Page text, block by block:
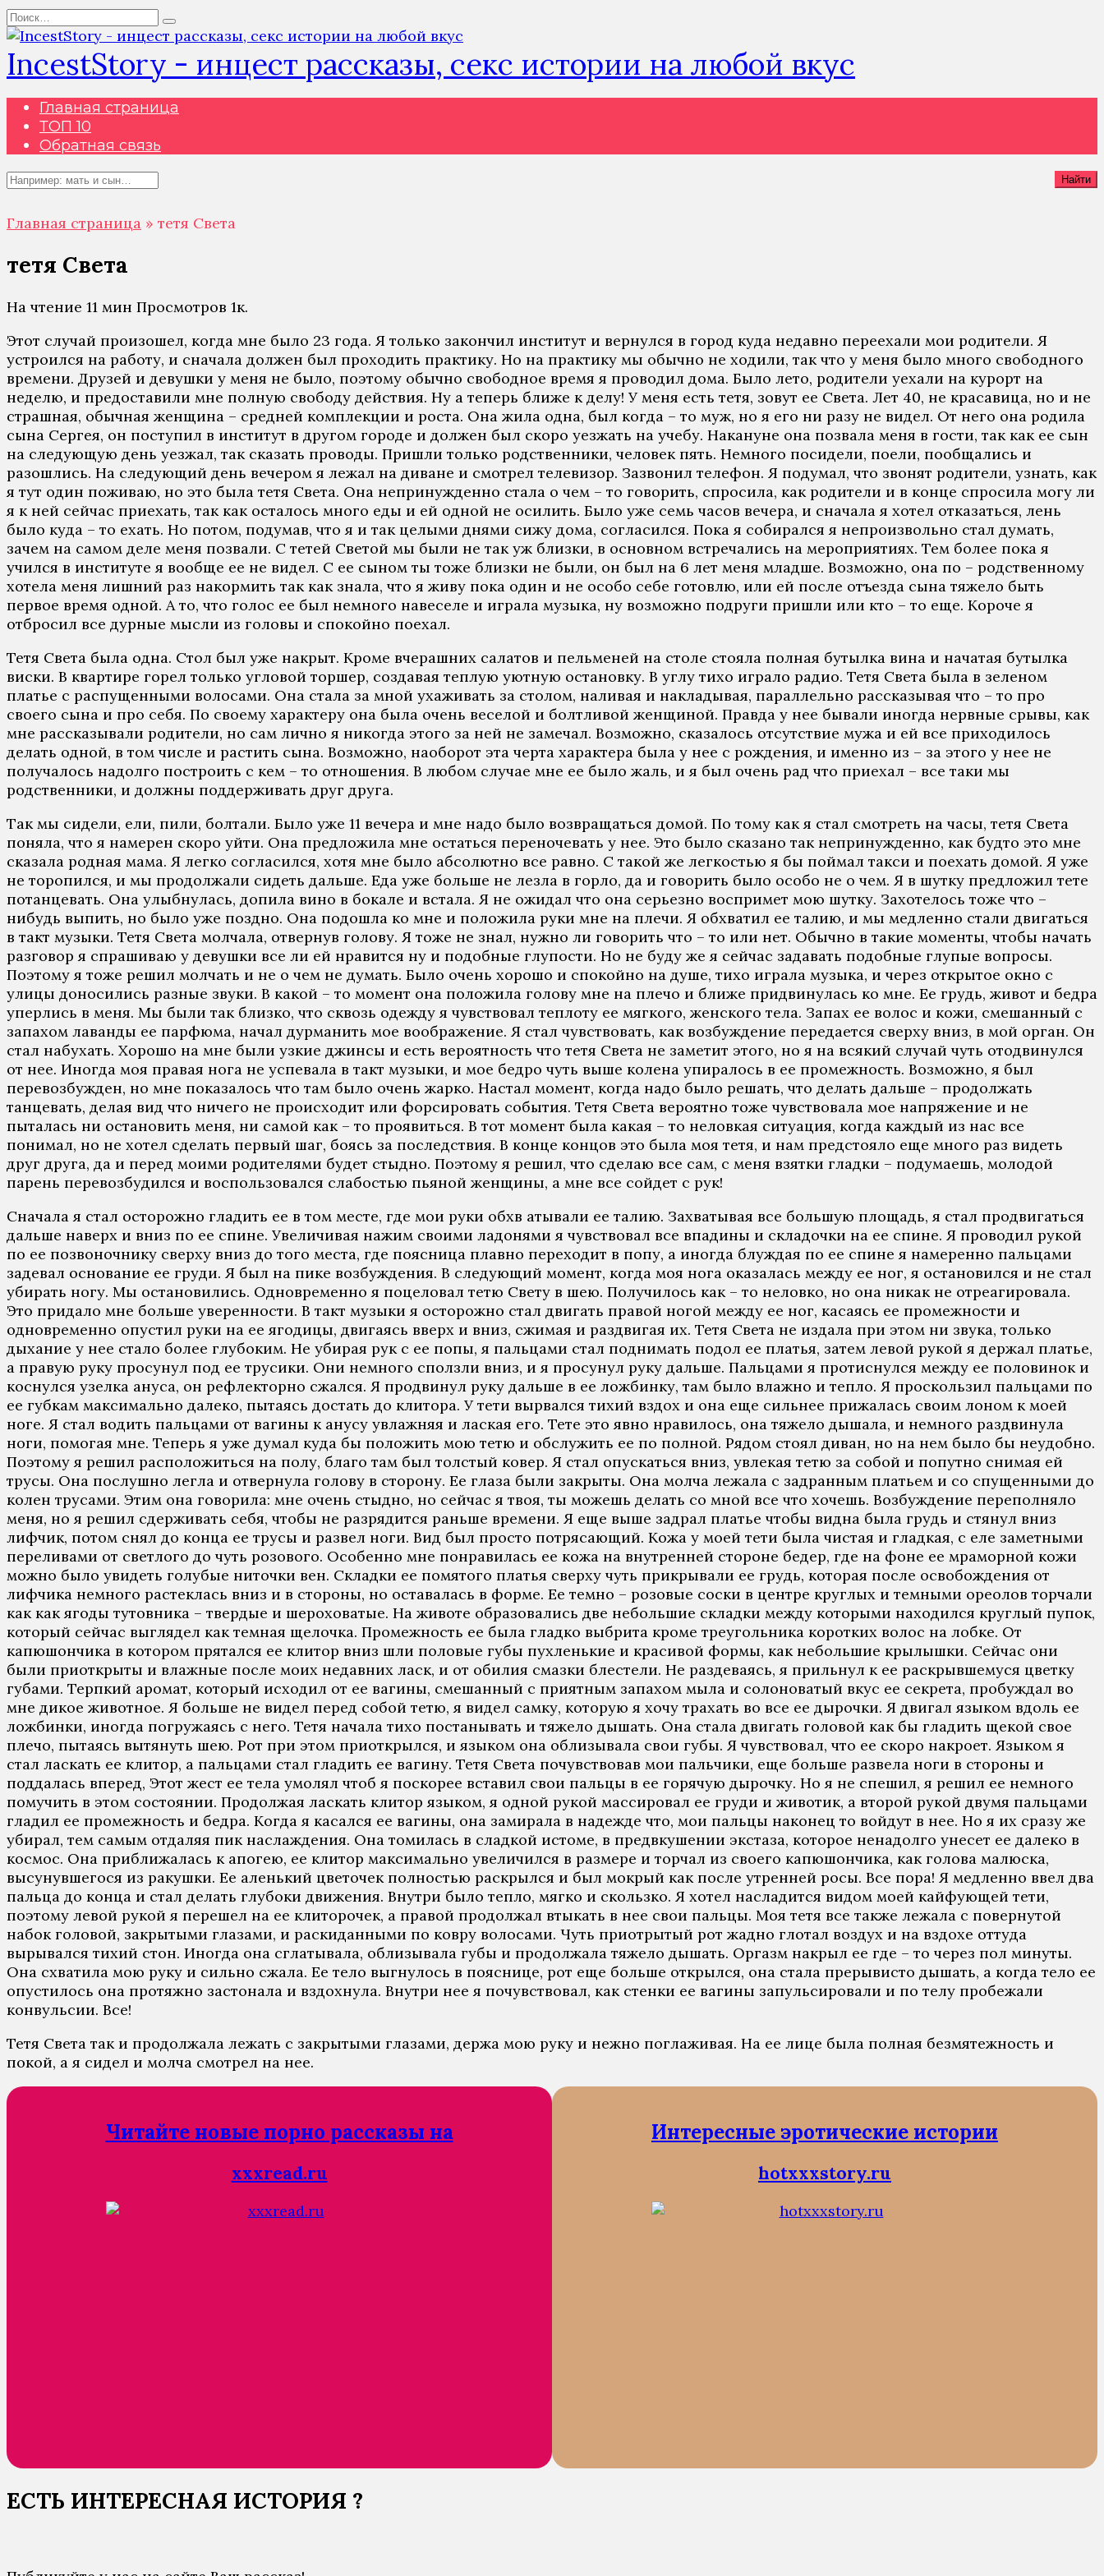
Перейти
к
содержанию
Search
for:
IncestStory - инцест рассказы, секс истории на любой вкус
Главная страница
ТОП 10
Обратная связь
Search
Найти
Главная страница » тетя Света
тетя Света
На чтение 11 мин Просмотров 1к.
Этот случай произошел, когда мне было 23 года. Я только закончил институт и вернулся в город куда недавно переехали мои родители. Я
устроился на работу, и сначала должен был проходить практику. Но на практику мы обычно не ходили, так что у меня было много свободного
времени. Друзей и девушки у меня не было, поэтому обычно свободное время я проводил дома. Было лето, родители уехали на курорт на
неделю, и предоставили мне полную свободу действия. Ну а теперь ближе к делу! У меня есть тетя, зовут ее Света. Лет 40, не красавица, но и не
страшная, обычная женщина – средней комплекции и роста. Она жила одна, был когда – то муж, но я его ни разу не видел. От него она родила
сына Сергея, он поступил в институт в другом городе и должен был скоро уезжать на учебу. Накануне она позвала меня в гости, так как ее сын
на следующую день уезжал, так сказать проводы. Пришли только родственники, человек пять. Немного посидели, поели, пообщались и
разошлись. На следующий день вечером я лежал на диване и смотрел телевизор. Зазвонил телефон. Я подумал, что звонят родители, узнать, как
я тут один поживаю, но это была тетя Света. Она непринужденно стала о чем – то говорить, спросила, как родители и в конце спросила могу ли
я к ней сейчас приехать, так как осталось много еды и ей одной не осилить. Было уже семь часов вечера, и сначала я хотел отказаться, лень
было куда – то ехать. Но потом, подумав, что я и так целыми днями сижу дома, согласился. Пока я собирался я непроизвольно стал думать,
зачем на самом деле меня позвали. С тетей Светой мы были не так уж близки, в основном встречались на мероприятиях. Тем более пока я
учился в институте я вообще ее не видел. С ее сыном ты тоже близки не были, он был на 6 лет меня младше. Возможно, она по – родственному
хотела меня лишний раз накормить так как знала, что я живу пока один и не особо себе готовлю, или ей после отъезда сына тяжело быть
первое время одной. А то, что голос ее был немного навеселе и играла музыка, ну возможно подруги пришли или кто – то еще. Короче я
отбросил все дурные мысли из головы и спокойно поехал.
Тетя Света была одна. Стол был уже накрыт. Кроме вчерашних салатов и пельменей на столе стояла полная бутылка вина и начатая бутылка
виски. В квартире горел только угловой торшер, создавая теплую уютную остановку. В углу тихо играло радио. Тетя Света была в зеленом
платье с распущенными волосами. Она стала за мной ухаживать за столом, наливая и накладывая, параллельно рассказывая что – то про
своего сына и про себя. По своему характеру она была очень веселой и болтливой женщиной. Правда у нее бывали иногда нервные срывы, как
мне рассказывали родители, но сам лично я никогда этого за ней не замечал. Возможно, сказалось отсутствие мужа и ей все приходилось
делать одной, в том числе и растить сына. Возможно, наоборот эта черта характера была у нее с рождения, и именно из – за этого у нее не
получалось надолго построить с кем – то отношения. В любом случае мне ее было жаль, и я был очень рад что приехал – все таки мы
родственники, и должны поддерживать друг друга.
Так мы сидели, ели, пили, болтали. Было уже 11 вечера и мне надо было возвращаться домой. По тому как я стал смотреть на часы, тетя Света
поняла, что я намерен скоро уйти. Она предложила мне остаться переночевать у нее. Это было сказано так непринужденно, как будто это мне
сказала родная мама. Я легко согласился, хотя мне было абсолютно все равно. С такой же легкостью я бы поймал такси и поехать домой. Я уже
не торопился, и мы продолжали сидеть дальше. Еда уже больше не лезла в горло, да и говорить было особо не о чем. Я в шутку предложил тете
потанцевать. Она улыбнулась, допила вино в бокале и встала. Я не ожидал что она серьезно воспримет мою шутку. Захотелось тоже что –
нибудь выпить, но было уже поздно. Она подошла ко мне и положила руки мне на плечи. Я обхватил ее талию, и мы медленно стали двигаться
в такт музыки. Тетя Света молчала, отвернув голову. Я тоже не знал, нужно ли говорить что – то или нет. Обычно в такие моменты, чтобы начать
разговор я спрашиваю у девушки все ли ей нравится ну и подобные глупости. Но не буду же я сейчас задавать подобные глупые вопросы.
Поэтому я тоже решил молчать и не о чем не думать. Было очень хорошо и спокойно на душе, тихо играла музыка, и через открытое окно с
улицы доносились разные звуки. В какой – то момент она положила голову мне на плечо и ближе придвинулась ко мне. Ее грудь, живот и бедра
уперлись в меня. Мы были так близко, что сквозь одежду я чувствовал теплоту ее мягкого, женского тела. Запах ее волос и кожи, смешанный с
запахом лаванды ее парфюма, начал дурманить мое воображение. Я стал чувствовать, как возбуждение передается сверху вниз, в мой орган. Он
стал набухать. Хорошо на мне были узкие джинсы и есть вероятность что тетя Света не заметит этого, но я на всякий случай чуть отодвинулся
от нее. Иногда моя правая нога не успевала в такт музыки, и мое бедро чуть выше колена упиралось в ее промежность. Возможно, я был
перевозбужден, но мне показалось что там было очень жарко. Настал момент, когда надо было решать, что делать дальше – продолжать
танцевать, делая вид что ничего не происходит или форсировать события. Тетя Света вероятно тоже чувствовала мое напряжение и не
пыталась ни остановить меня, ни самой как – то проявиться. В тот момент была какая – то неловкая ситуация, когда каждый из нас все
понимал, но не хотел сделать первый шаг, боясь за последствия. В конце концов это была моя тетя, и нам предстояло еще много раз видеть
друг друга, да и перед моими родителями будет стыдно. Поэтому я решил, что сделаю все сам, с меня взятки гладки – подумаешь, молодой
парень перевозбудился и воспользовался слабостью пьяной женщины, а мне все сойдет с рук!
Сначала я стал осторожно гладить ее в том месте, где мои руки обхв атывали ее талию. Захватывая все большую площадь, я стал продвигаться
дальше наверх и вниз по ее спине. Увеличивая нажим своими ладонями я чувствовал все впадины и складочки на ее спине. Я проводил рукой
по ее позвоночнику сверху вниз до того места, где поясница плавно переходит в попу, а иногда блуждая по ее спине я намеренно пальцами
задевал основание ее груди. Я был на пике возбуждения. В следующий момент, когда моя нога оказалась между ее ног, я остановился и не стал
убирать ногу. Мы остановились. Одновременно я поцеловал тетю Свету в шею. Получилось как – то неловко, но она никак не отреагировала.
Это придало мне больше уверенности. В такт музыки я осторожно стал двигать правой ногой между ее ног, касаясь ее промежности и
одновременно опустил руки на ее ягодицы, двигаясь вверх и вниз, сжимая и раздвигая их. Тетя Света не издала при этом ни звука, только
дыхание у нее стало более глубоким. Не убирая рук с ее попы, я пальцами стал поднимать подол ее платья, затем левой рукой я держал платье,
а правую руку просунул под ее трусики. Они немного сползли вниз, и я просунул руку дальше. Пальцами я протиснулся между ее половинок и
коснулся узелка ануса, он рефлекторно сжался. Я продвинул руку дальше в ее ложбинку, там было влажно и тепло. Я проскользил пальцами по
ее губкам максимально далеко, пытаясь достать до клитора. У тети вырвался тихий вздох и она еще сильнее прижалась своим лоном к моей
ноге. Я стал водить пальцами от вагины к анусу увлажняя и лаская его. Тете это явно нравилось, она тяжело дышала, и немного раздвинула
ноги, помогая мне. Теперь я уже думал куда бы положить мою тетю и обслужить ее по полной. Рядом стоял диван, но на нем было бы неудобно.
Поэтому я решил расположиться на полу, благо там был толстый ковер. Я стал опускаться вниз, увлекая тетю за собой и попутно снимая ей
трусы. Она послушно легла и отвернула голову в сторону. Ее глаза были закрыты. Она молча лежала с задранным платьем и со спущенными до
колен трусами. Этим она говорила: мне очень стыдно, но сейчас я твоя, ты можешь делать со мной все что хочешь. Возбуждение переполняло
меня, но я решил сдерживать себя, чтобы не разрядится раньше времени. Я еще выше задрал платье чтобы видна была грудь и стянул вниз
лифчик, потом снял до конца ее трусы и развел ноги. Вид был просто потрясающий. Кожа у моей тети была чистая и гладкая, с еле заметными
переливами от светлого до чуть розового. Особенно мне понравилась ее кожа на внутренней стороне бедер, где на фоне ее мраморной кожи
можно было увидеть голубые ниточки вен. Складки ее помятого платья сверху чуть прикрывали ее грудь, которая после освобождения от
лифчика немного растеклась вниз и в стороны, но оставалась в форме. Ее темно – розовые соски в центре круглых и темными ореолов торчали
как как ягоды тутовника – твердые и шероховатые. На животе образовались две небольшие складки между которыми находился круглый пупок,
который сейчас выглядел как темная щелочка. Промежность ее была гладко выбрита кроме треугольника коротких волос на лобке. От
капюшончика в котором прятался ее клитор вниз шли половые губы пухленькие и красивой формы, как небольшие крылышки. Сейчас они
были приоткрыты и влажные после моих недавних ласк, и от обилия смазки блестели. Не раздеваясь, я прильнул к ее раскрывшемуся цветку
губами. Терпкий аромат, который исходил от ее вагины, смешанный с приятным запахом мыла и солоноватый вкус ее секрета, пробуждал во
мне дикое животное. Я больше не видел перед собой тетю, я видел самку, которую я хочу трахать во все ее дырочки. Я двигал языком вдоль ее
ложбинки, иногда погружаясь с него. Тетя начала тихо постанывать и тяжело дышать. Она стала двигать головой как бы гладить щекой свое
плечо, пытаясь вытянуть шею. Рот при этом приоткрылся, и языком она облизывала свои губы. Я чувствовал, что ее скоро накроет. Языком я
стал ласкать ее клитор, а пальцами стал гладить ее вагину. Тетя Света почувствовав мои пальчики, еще больше развела ноги в стороны и
поддалась вперед, Этот жест ее тела умолял чтоб я поскорее вставил свои пальцы в ее горячую дырочку. Но я не спешил, я решил ее немного
помучить в этом состоянии. Продолжая ласкать клитор языком, я одной рукой массировал ее груди и животик, а второй рукой двумя пальцами
гладил ее промежность и бедра. Когда я касался ее вагины, она замирала в надежде что, мои пальцы наконец то войдут в нее. Но я их сразу же
убирал, тем самым отдаляя пик наслаждения. Она томилась в сладкой истоме, в предвкушении экстаза, которое ненадолго унесет ее далеко в
космос. Она приближалась к апогею, ее клитор максимально увеличился в размере и торчал из своего капюшончика, как голова малюска,
высунувшегося из ракушки. Ее аленький цветочек полностью раскрылся и был мокрый как после утренней росы. Все пора! Я медленно ввел два
пальца до конца и стал делать глубоки движения. Внутри было тепло, мягко и скользко. Я хотел насладится видом моей кайфующей тети,
поэтому левой рукой я перешел на ее клиторочек, а правой продолжал втыкать в нее свои пальцы. Моя тетя все также лежала с повернутой
набок головой, закрытыми глазами, и раскиданными по ковру волосами. Чуть приотрытый рот жадно глотал воздух и на вздохе оттуда
вырывался тихий стон. Иногда она сглатывала, облизывала губы и продолжала тяжело дышать. Оргазм накрыл ее где – то через пол минуты.
Она схватила мою руку и сильно сжала. Ее тело выгнулось в пояснице, рот еще больше открылся, она стала прерывисто дышать, а когда тело ее
опустилось она протяжно застонала и вздохнула. Внутри нее я почувствовал, как стенки ее вагины запульсировали и по телу пробежали
конвульсии. Все!
Тетя Света так и продолжала лежать с закрытыми глазами, держа мою руку и нежно поглаживая. На ее лице была полная безмятежность и
покой, а я сидел и молча смотрел на нее.
Читайте новые порно рассказы на
xxxread.ru
Интересные эротические истории
hotxxxstory.ru
ЕСТЬ ИНТЕРЕСНАЯ ИСТОРИЯ ?